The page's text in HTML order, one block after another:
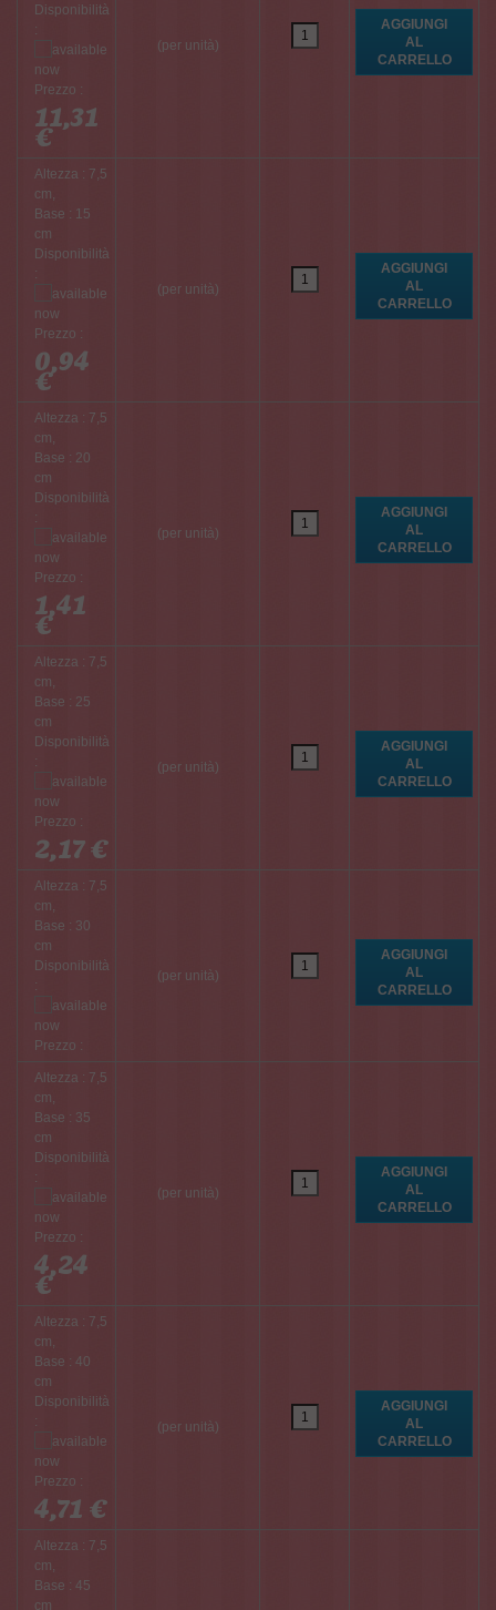
Disponibilità
:
Prezzo :
11,31
€
(per unità)
Altezza : 7,5
cm,
Base : 15
cm
Disponibilità
:
Prezzo :
0,94
€
(per unità)
Altezza : 7,5
cm,
Base : 20
cm
Disponibilità
:
Prezzo :
1,41
€
(per unità)
Altezza : 7,5
cm,
Base : 25
cm
Disponibilità
:
Prezzo :
2,17 €
(per unità)
Altezza : 7,5
cm,
Base : 30
cm
Disponibilità
:
Prezzo :
(per unità)
Altezza : 7,5
cm,
Base : 35
cm
Disponibilità
:
Prezzo :
4,24
€
(per unità)
Altezza : 7,5
cm,
Base : 40
cm
Disponibilità
:
Prezzo :
4,71 €
(per unità)
Altezza : 7,5
cm,
Base : 45
cm